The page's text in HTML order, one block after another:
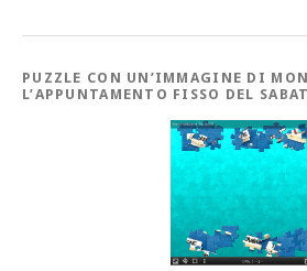
PUZZLE CON UN’IMMAGINE DI
L’APPUNTAMENTO FISSO DEL